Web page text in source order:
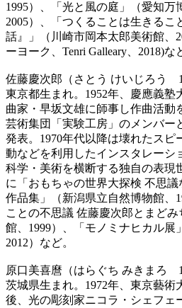
1995）、「光と風の庭」（愛知万
2005）、「つくることは生きる
話』」（川崎市岡本太郎美術館、
ーヨーク、Tenri Galleary、2018)な
佐藤慶次郎（さとう けいじろう
東京都生まれ。1952年、慶應義塾
曲家・早坂文雄に師事し作曲活動
芸術集団「実験工房」のメンバー
発表。1970年代以降は壊れたスピ
動などを利用したインスタレーシ
科学・美術を横断する独自の表現
に「おもちゃの世界大探検 不思
作品集」（新潟県立自然博物館、
ことの不思議 佐藤慶次郎とまど
館、1999）、「モノミナヒカル展
2012）など。
原口美喜麿（はらぐち みきまろ
茨城県生まれ。1972年、東京藝術
後、光の彫刻家ニコラ・シェフェ